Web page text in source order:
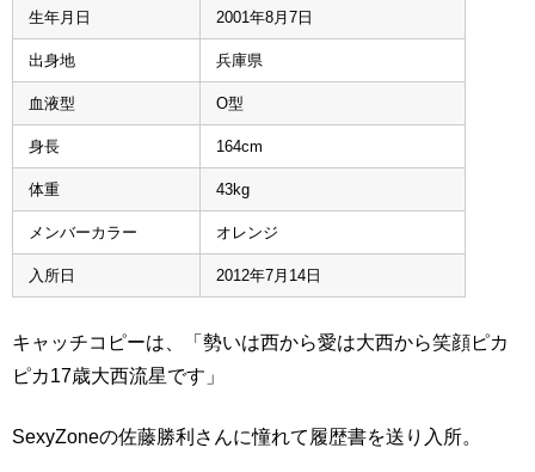
生年月日 2001年8月7日
出身地 兵庫県
血液型 O型
身長 164cm
体重 43kg
メンバーカラー オレンジ
入所日 2012年7月14日
キャッチコピーは、「勢いは西から愛は大西から笑顔ピカ
ピカ17歳大西流星です」
SexyZoneの佐藤勝利さんに憧れて履歴書を送り入所。